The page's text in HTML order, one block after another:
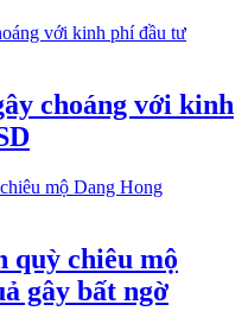
choáng với kinh
quỳ chiêu mộ
gây bất ngờ